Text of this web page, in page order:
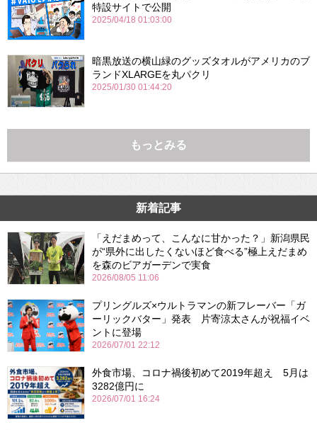
特設サイトで公開
2025/04/18 01:03:00
暗黒放送の横山緑のグッズタオルがアメリカのブ
ランドXLARGEを丸パクリ
2025/01/30 01:44:20
もっとみる
新着記事
「えだまめって、こんなに甘かった？」新潟県民
が“県外に出したくないほど食べる”極上えだまめ
を森のビアガーデンで実食
2026/08/05 11:06
プリングルズ×ウルトラマンの新フレーバー「ガ
ーリックバター」発表 片寄涼太さんが祝福イベ
ントに登場
2026/07/01 22:12
外食市場、コロナ禍後初めて2019年超え 5月は
3282億円に
2026/07/01 16:24